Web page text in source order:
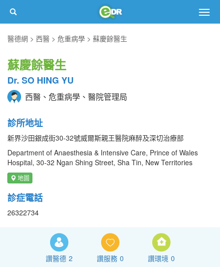
醫德網
西醫 危重病學 蘇慶餘醫生
蘇慶餘醫生
Dr. SO HING YU
西醫、危重病學、醫院管理局
診所地址
新界沙田銀成街30-32號威爾斯親王醫院麻醉及深切治療部
Department of Anaesthesia & Intensive Care, Prince of Wales
Hospital, 30-32 Ngan Shing Street, Sha Tin, New Territories
地圖
診症電話
26322734
讚醫德 2 讚服務 0 讚環境 0